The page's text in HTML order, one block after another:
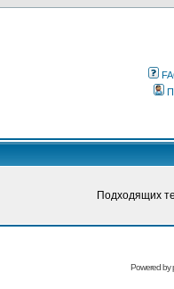
Подходящих
Powered by